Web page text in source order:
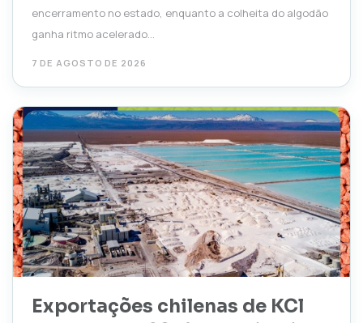
encerramento no estado, enquanto a colheita do algodão
ganha ritmo acelerado...
7 DE AGOSTO DE 2026
Exportações chilenas de KCl